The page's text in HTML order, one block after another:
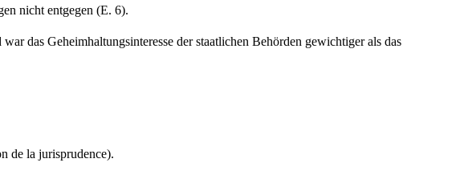
nicht entgegen (E. 6).
das Geheimhaltungsinteresse der staatlichen Behörden gewichtiger als das
de la jurisprudence).